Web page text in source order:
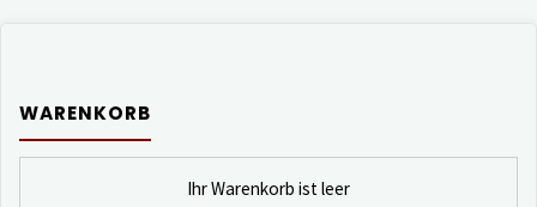
WARENKORB
Ihr Warenkorb ist leer